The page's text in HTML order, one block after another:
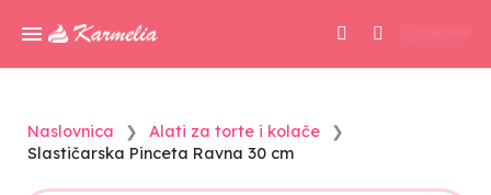
Naslovnica
Alati za torte i kolače
Slastičarska Pinceta Ravna 30 cm